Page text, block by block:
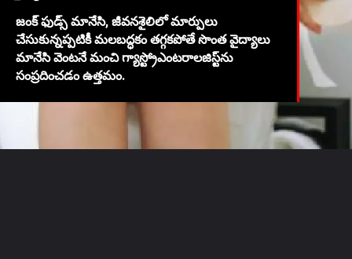
జంక్ ఫుడ్స్ మానేసి, జీవనశైలిలో మార్పులు
చేసుకున్నప్పటికీ మలబద్ధకం తగ్గకపోతే సొంత వైద్యాలు
మానేసి వెంటనే మంచి గ్యాస్ట్రోఎంటరాలజిస్ట్‌ను
సంప్రదించడం ఉత్తమం.